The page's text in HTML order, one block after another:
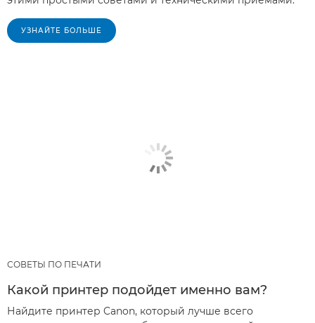
УЗНАЙТЕ БОЛЬШЕ
СОВЕТЫ ПО ПЕЧАТИ
Какой принтер подойдет именно вам?
Найдите принтер Canon, который лучше всего